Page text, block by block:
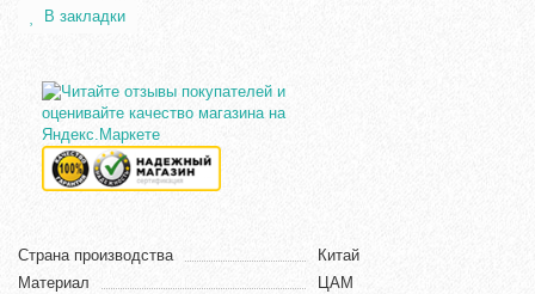
В закладки
Страна производства
Китай
Материал
ЦАМ